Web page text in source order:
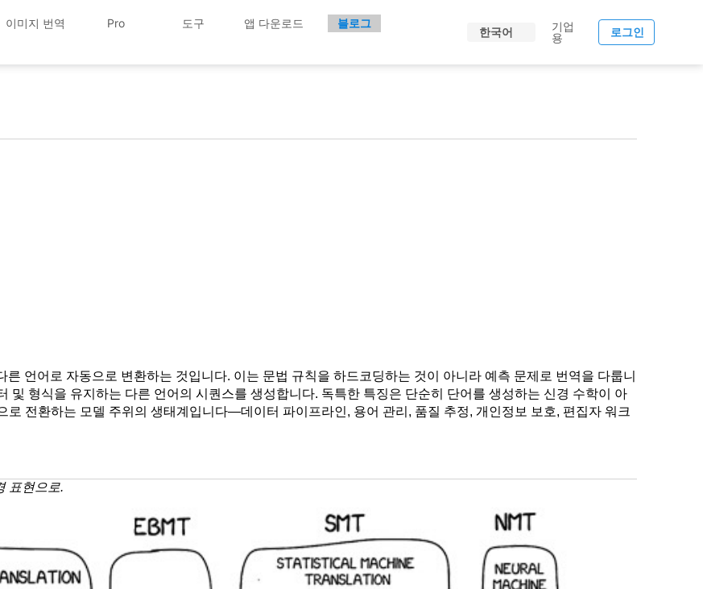
이미지 번역 Pro 도구 앱 다운로드
블로그
한국어
기업
용
로그인
언어로 자동으로 변환하는 것입니다. 이는 문법 규칙을 하드코딩하는 것이 아니라 예측 문제로 번역을 다룹니
및 형식을 유지하는 다른 언어의 시퀀스를 생성합니다. 독특한 특징은 단순히 단어를 생성하는 신경 수학이 아
로 전환하는 모델 주위의 생태계입니다—데이터 파이프라인, 용어 관리, 품질 추정, 개인정보 보호, 편집자 워크
표현으로.